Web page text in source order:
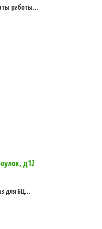
работы...
д12
для БЦ...